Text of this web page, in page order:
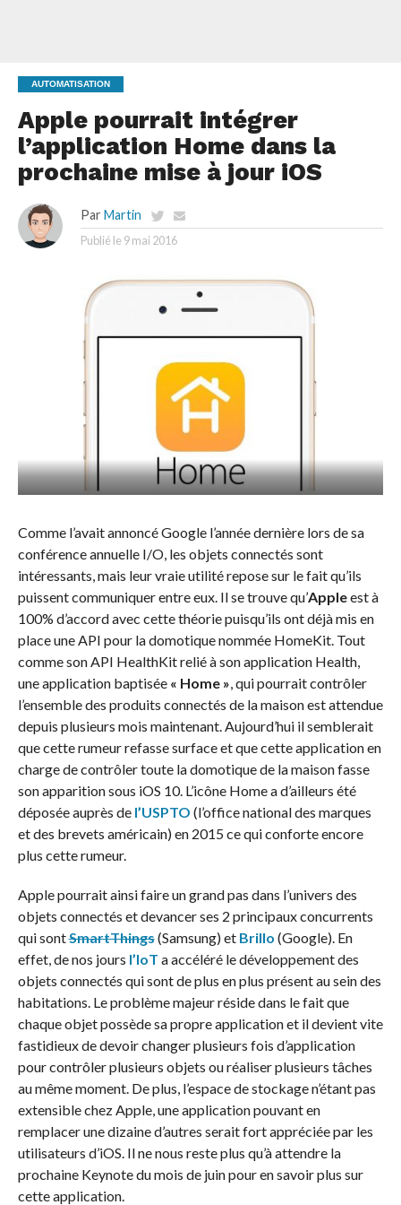
AUTOMATISATION
Apple pourrait intégrer
l’application Home dans la
prochaine mise à jour iOS
Par Martin
Publié le 9 mai 2016
Comme l’avait annoncé Google l’année dernière lors de sa
conférence annuelle I/O, les objets connectés sont
intéressants, mais leur vraie utilité repose sur le fait qu’ils
puissent communiquer entre eux. Il se trouve qu’Appleest à
100% d’accord avec cette théorie puisqu’ils ont déjà mis en
place une API pour la domotique nommée HomeKit. Tout
comme son API HealthKit relié à son application Health,
une application baptisée « Home », qui pourrait contrôler
l’ensemble des produits connectés de la maison est attendue
depuis plusieurs mois maintenant. Aujourd’hui il semblerait
que cette rumeur refasse surface et que cette application en
charge de contrôler toute la domotique de la maison fasse
son apparition sous iOS 10. L’icône Home a d’ailleurs été
déposée auprès de l’USPTO (l’office national des marques
et des brevets américain) en 2015 ce qui conforte encore
plus cette rumeur.
Apple pourrait ainsi faire un grand pas dans l’univers des
objets connectés et devancer ses 2 principaux concurrents
qui sontSmartThings(Samsung) et Brillo (Google). En
effet, de nos jours l’IoT a accéléré le développement des
objets connectés qui sont de plus en plus présent au sein des
habitations. Le problème majeur réside dans le fait que
chaque objet possède sa propre application et il devient vite
fastidieux de devoir changer plusieurs fois d’application
pour contrôler plusieurs objets ou réaliser plusieurs tâches
au même moment. De plus, l’espace de stockage n’étant pas
extensible chez Apple, une application pouvant en
remplacer une dizaine d’autres serait fort appréciée par les
utilisateurs d’iOS. Il ne nous reste plus qu’à attendre la
prochaine Keynote du mois de juin pour en savoir plus sur
cette application.